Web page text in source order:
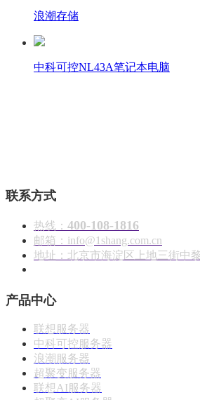
浪潮存储
中科可控NL43A笔记本电脑
联系方式
热线： 400-108-1816
邮箱：info@1shang.com.cn
地址：北京市海淀区上地三街中
产品中心
联想服务器
中科可控服务器
浪潮服务器
超聚变服务器
联想AI服务器